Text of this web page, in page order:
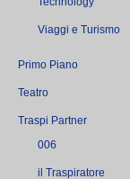
Viaggi e Turismo
Primo Piano
Teatro
Traspi Partner
006
il Traspiratore